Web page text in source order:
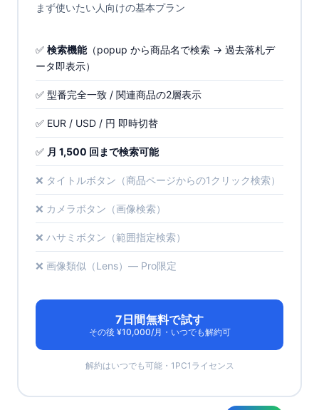
まず使いたい人向けの基本プラン
✅ 検索機能（popup から商品名で検索 → 過去落札デ
ータ即表示）
✅ 型番完全一致 / 関連商品の2層表示
✅ EUR / USD / 円 即時切替
✅ 月 1,500 回まで検索可能
❌ タイトルボタン（商品ページからの1クリック検索）
❌ カメラボタン（画像検索）
❌ ハサミボタン（範囲指定検索）
❌ 画像類似（Lens）— Pro限定
7日間無料で試す
その後 ¥10,000/月・いつでも解約可
解約はいつでも可能・1PC1ライセンス